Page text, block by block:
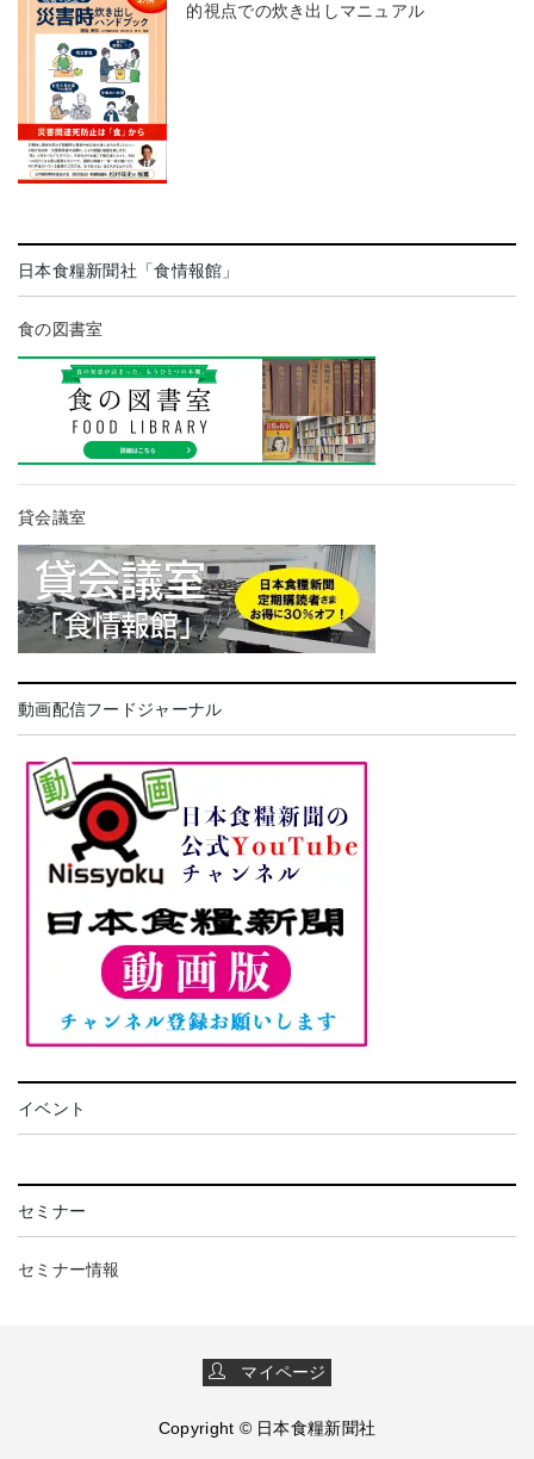
的視点での炊き出しマニュアル
日本食糧新聞社「食情報館」
食の図書室
貸会議室
動画配信フードジャーナル
イベント
セミナー
セミナー情報
マイページ
Copyright © 日本食糧新聞社